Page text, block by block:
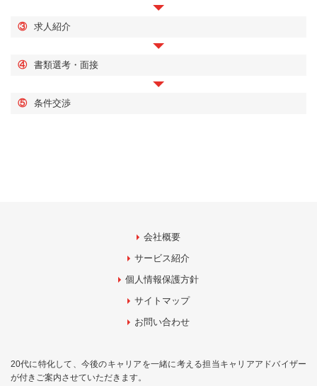
③ 求人紹介
④ 書類選考・面接
⑤ 条件交渉
会社概要
サービス紹介
個人情報保護方針
サイトマップ
お問い合わせ
20代に特化して、今後のキャリアを一緒に考える担当キャリアアドバイザー
が付きご案内させていただきます。